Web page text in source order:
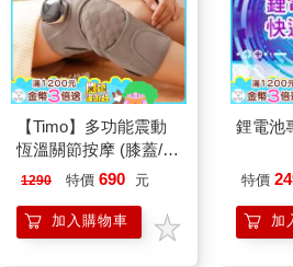
【Timo】多功能震動
恆溫關節按摩 (膝蓋/
肩/手肘通用) 無線充電
膝熱敷 【單入組】
1290 特價 690 元
加入購物車
鋰電池
特價
加